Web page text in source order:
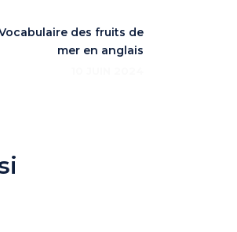
des fruits de
mer en anglais